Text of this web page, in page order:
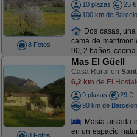
8 Fotos
10 plazas
25 €
100 km de
Dos casas,
cama de
90, 2 baños,
8 Fotos
Mas El Güell
Casa Rural en
6,2 km de El
9 plazas
29 €
90 km de
Masía aislada
en un espacio